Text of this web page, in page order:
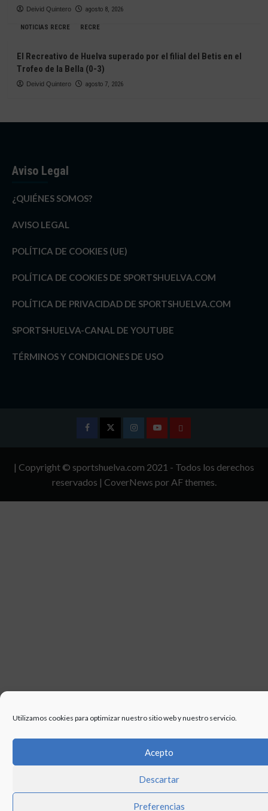
Utilizamos cookies para optimizar nuestro sitio web y nuestro servicio.
Acepto
Descartar
Preferencias
Deivid Quintero agosto 8, 2026
NOTICIAS RECRE RECRE
El Recreativo de Huelva superado por el filial del Betis en el
Trofeo de la Bella (0-3)
Deivid Quintero agosto 7, 2026
Aviso Legal
¿QUIÉNES SOMOS?
AVISO LEGAL
POLÍTICA DE COOKIES (UE)
POLÍTICA DE COOKIES DE SPORTSHUELVA.COM
POLÍTICA DE PRIVACIDAD DE SPORTSHUELVA.COM
SPORTSHUELVA-CANAL DE YOUTUBE
TÉRMINOS Y CONDICIONES DE USO
InstagramYoutubeTÉRMINOS
CONDICIONES
| Copyright © sportshuelva.com 2021 - Todos los derechos
reservados | CoverNews por AF themes.